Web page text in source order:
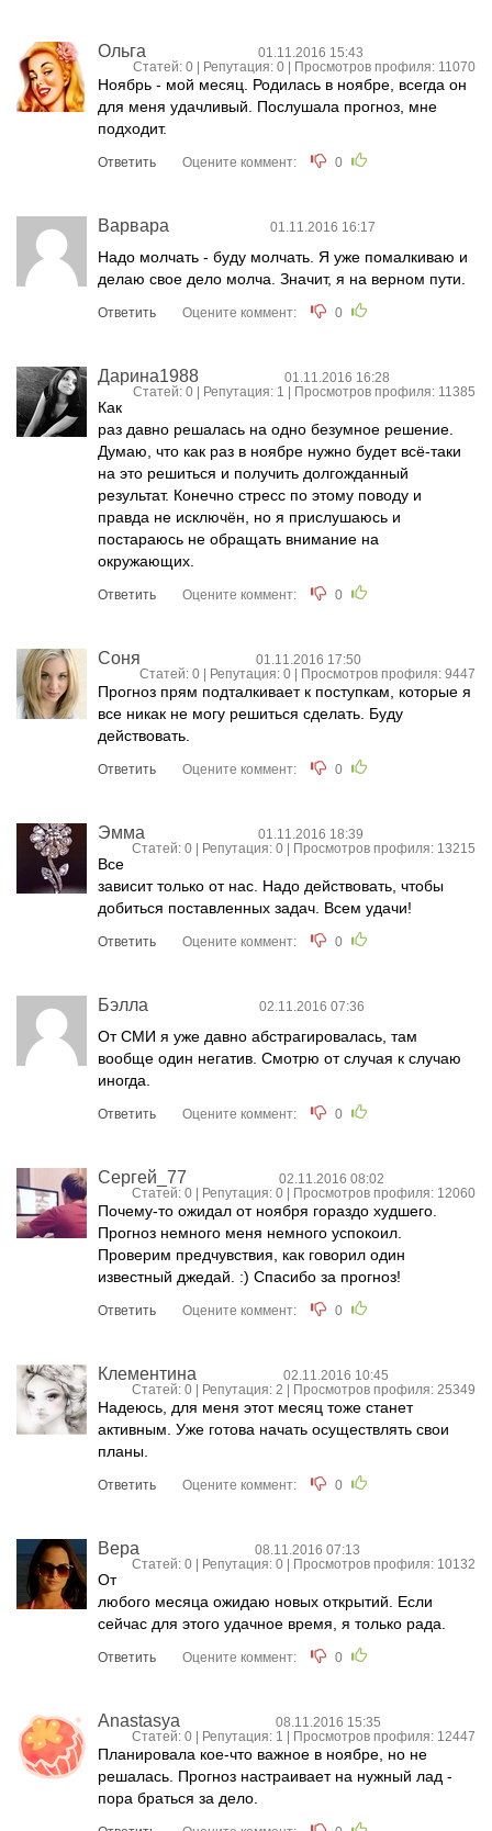
Ольга
01.11.2016 15:43
Статей: 0 | Репутация: 0 | Просмотров профиля: 11070
Ноябрь - мой месяц. Родилась в ноябре, всегда он
для меня удачливый. Послушала прогноз, мне
подходит.
Ответить Оцените коммент: 0
Варвара 01.11.2016 16:17
Надо молчать - буду молчать. Я уже помалкиваю и
делаю свое дело молча. Значит, я на верном пути.
Ответить Оцените коммент: 0
Дарина1988
01.11.2016 16:28
Статей: 0 | Репутация: 1 | Просмотров профиля: 11385
Как
раз давно решалась на одно безумное решение.
Думаю, что как раз в ноябре нужно будет всё-таки
на это решиться и получить долгожданный
результат. Конечно стресс по этому поводу и
правда не исключён, но я прислушаюсь и
постараюсь не обращать внимание на
окружающих.
Ответить Оцените коммент: 0
Соня
01.11.2016 17:50
Статей: 0 | Репутация: 0 | Просмотров профиля: 9447
Прогноз прям подталкивает к поступкам, которые я
все никак не могу решиться сделать. Буду
действовать.
Ответить Оцените коммент: 0
Эмма
01.11.2016 18:39
Статей: 0 | Репутация: 0 | Просмотров профиля: 13215
Все
зависит только от нас. Надо действовать, чтобы
добиться поставленных задач. Всем удачи!
Ответить Оцените коммент: 0
Бэлла 02.11.2016 07:36
От СМИ я уже давно абстрагировалась, там
вообще один негатив. Смотрю от случая к случаю
иногда.
Ответить Оцените коммент: 0
Сергей_77
02.11.2016 08:02
Статей: 0 | Репутация: 0 | Просмотров профиля: 12060
Почему-то ожидал от ноября гораздо худшего.
Прогноз немного меня немного успокоил.
Проверим предчувствия, как говорил один
известный джедай. :) Спасибо за прогноз!
Ответить Оцените коммент: 0
Клементина
02.11.2016 10:45
Статей: 0 | Репутация: 2 | Просмотров профиля: 25349
Надеюсь, для меня этот месяц тоже станет
активным. Уже готова начать осуществлять свои
планы.
Ответить Оцените коммент: 0
Вера
08.11.2016 07:13
Статей: 0 | Репутация: 0 | Просмотров профиля: 10132
От
любого месяца ожидаю новых открытий. Если
сейчас для этого удачное время, я только рада.
Ответить Оцените коммент: 0
Anastasya
08.11.2016 15:35
Статей: 0 | Репутация: 1 | Просмотров профиля: 12447
Планировала кое-что важное в ноябре, но не
решалась. Прогноз настраивает на нужный лад -
пора браться за дело.